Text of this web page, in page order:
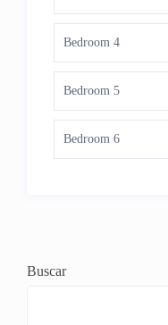
Bedroom 4
Bedroom 5
Bedroom 6
Buscar